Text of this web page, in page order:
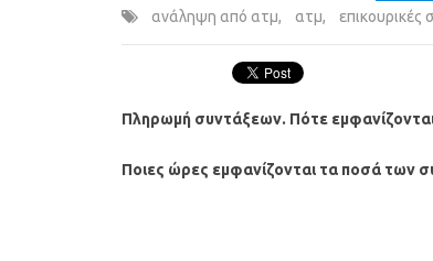
ανάληψη από ατμ, ατμ, επικουρικές
Πληρωμή συντάξεων. Πότε
Ποιες ώρες εμφανίζονται τα ποσά